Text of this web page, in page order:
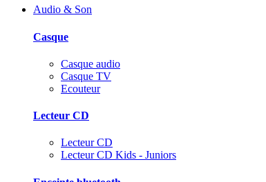
Audio & Son
Casque
Casque audio
Casque TV
Ecouteur
Lecteur CD
Lecteur CD
Lecteur CD Kids - Juniors